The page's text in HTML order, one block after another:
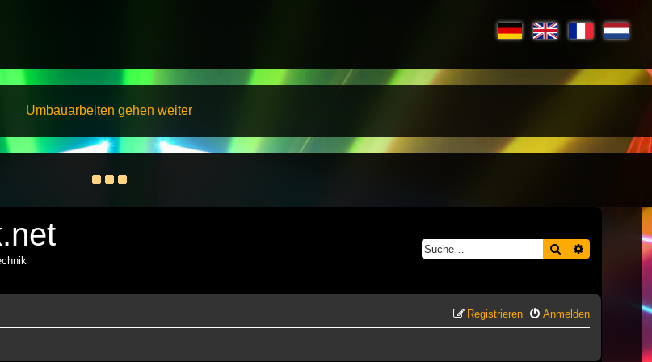
Umbauarbeiten gehen weiter
Suche Erweiterte
Anmelden
Registrieren